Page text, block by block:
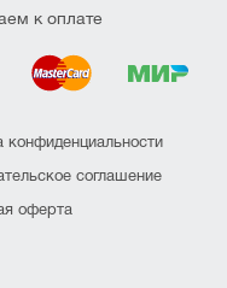
к оплате
конфиденциальности
соглашение
оферта